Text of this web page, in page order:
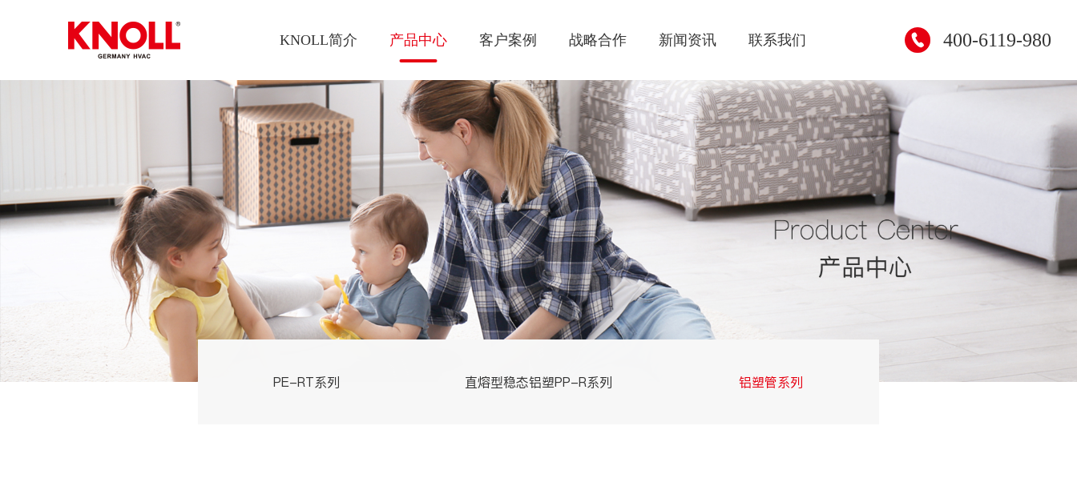
KNOLL简介 产品中心 客户案例 战略合作 新闻资讯 联系我们 400-6119-980
PE-RT系列 直熔型稳态铝塑PP-R系列 铝塑管系列 交联管系列